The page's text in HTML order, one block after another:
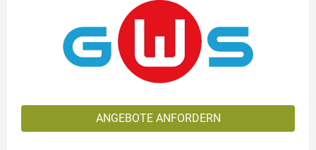
ANGEBOTE ANFORDERN